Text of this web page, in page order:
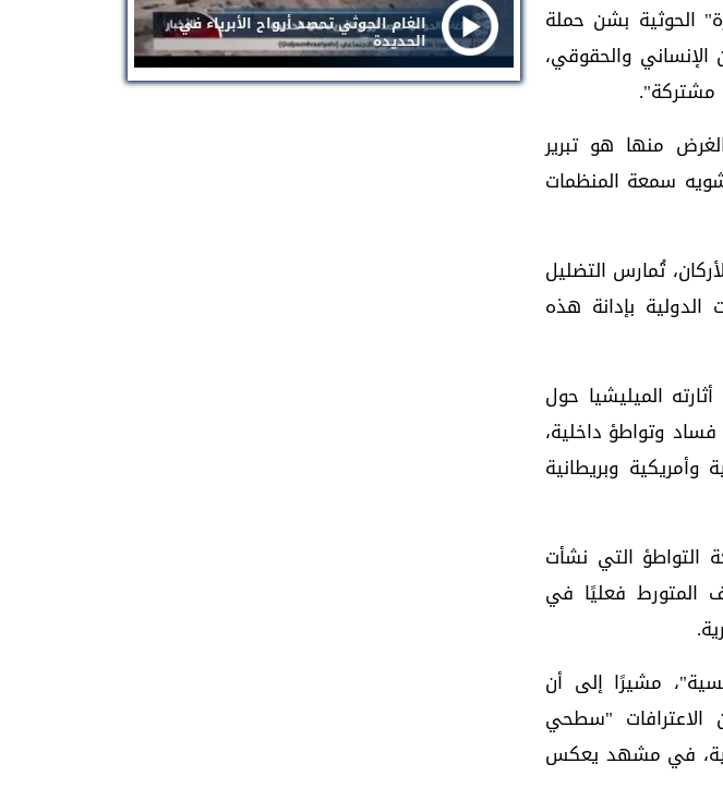
الحوثية بشن حملة
والحقوقي،
مشتركة".
منها هو تبرير
سمعة المنظمات
تُمارس التضليل
بإدانة هذه
الميليشيا حول
وتواطؤ داخلية،
إسرائيلية وأمريكية وبريطانية
التي نشأت
المتورط فعليًا في
مشيرًا إلى أن
الاعترافات "سطحي
في مشهد يعكس
الغام الحوثي تحصد أرواح الأبرياء في
الحديدة